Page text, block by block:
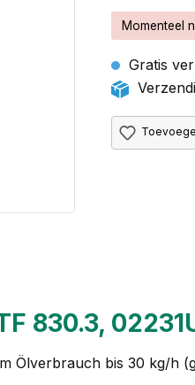
Momenteel
Gratis
830.3,
Ölverbrauch bis 30 kg/h